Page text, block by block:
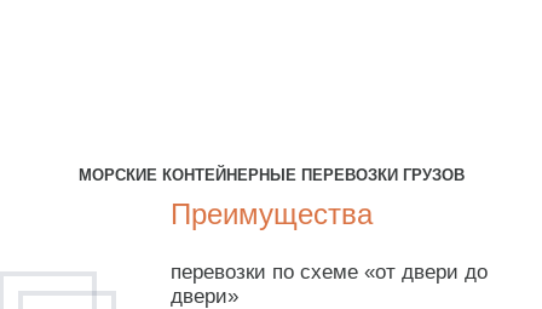
МОРСКИЕ КОНТЕЙНЕРНЫЕ ПЕРЕВОЗКИ ГРУЗОВ
Преимущества
перевозки по схеме «от двери до
двери»